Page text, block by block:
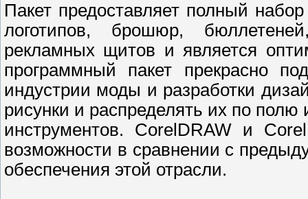
Пакет предоставляет полный
логотипов, брошюр,
рекламных щитов и является
программный пакет прекрасно
индустрии моды и разработки
рисунки и распределять их по
инструментов. CorelDRAW и
возможности в сравнении с
обеспечения этой отрасли.